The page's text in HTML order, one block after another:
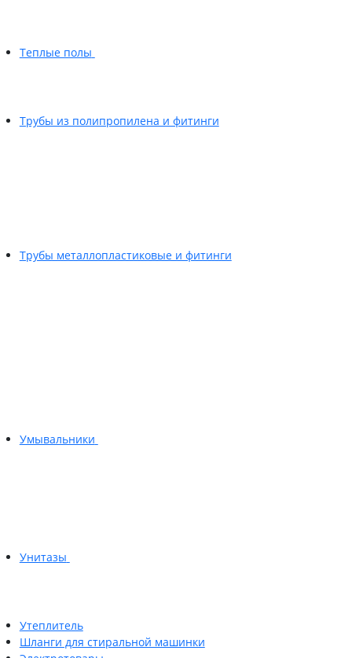
Теплые полы
Трубы из полипропилена и фитинги
Трубы металлопластиковые и фитинги
Умывальники
Унитазы
Утеплитель
Шланги для стиральной машинки